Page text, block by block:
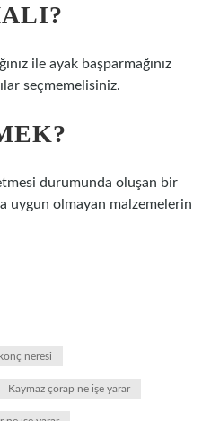
ile ayak başparmağınız
seçmemelisiniz.
durumunda oluşan bir
uygun olmayan malzemelerin
neresi
Kaymaz çorap ne işe yarar